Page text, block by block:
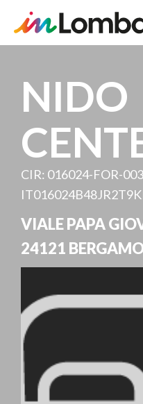
InhaltNIDO
CIR: 016024-FOR-
VIALE PAPA
24121